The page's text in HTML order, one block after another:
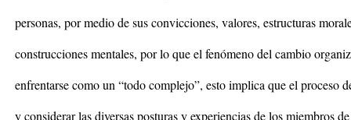
personas, por medio de sus convicciones, valores, estructuras
construcciones mentales, por lo que el fenómeno del cambio
enfrentarse como un “todo complejo”, esto implica que el proceso
y considerar las diversas posturas y experiencias de los miembros